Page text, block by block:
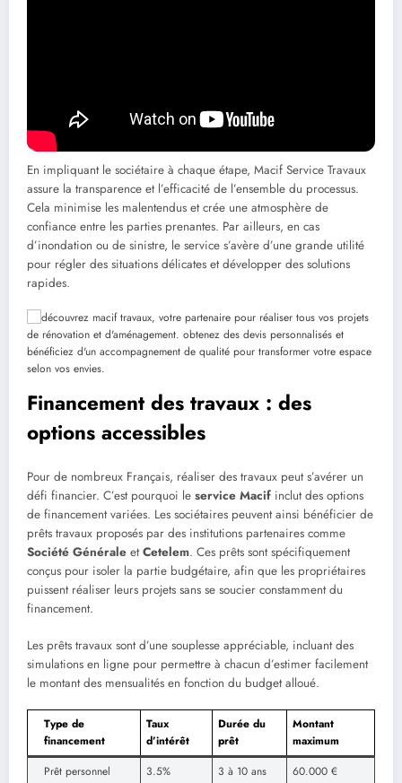
Suivi et coordination des travaux
Évaluation de la satisfaction après réalisation
En impliquant le sociétaire à chaque étape, Macif Service Travaux
assure la transparence et l’efficacité de l’ensemble du processus.
Cela minimise les malentendus et crée une atmosphère de
confiance entre les parties prenantes. Par ailleurs, en cas
d’inondation ou de sinistre, le service s’avère d’une grande utilité
pour régler des situations délicates et développer des solutions
rapides.
Financement des travaux : des
options accessibles
Pour de nombreux Français, réaliser des travaux peut s’avérer un
défi financier. C’est pourquoi le service Macif inclut des options
de financement variées. Les sociétaires peuvent ainsi bénéficier de
prêts travaux proposés par des institutions partenaires comme
Société Générale etCetelem. Ces prêts sont spécifiquement
conçus pour isoler la partie budgétaire, afin que les propriétaires
puissent réaliser leurs projets sans se soucier constamment du
financement.
Les prêts travaux sont d’une souplesse appréciable, incluant des
simulations en ligne pour permettre à chacun d’estimer facilement
le montant des mensualités en fonction du budget alloué.
Type de
financement
Taux
d’intérêt
Durée du
prêt
Montant
maximum
Prêt personnel
3.5% 3 à 10 ans
60.000 €